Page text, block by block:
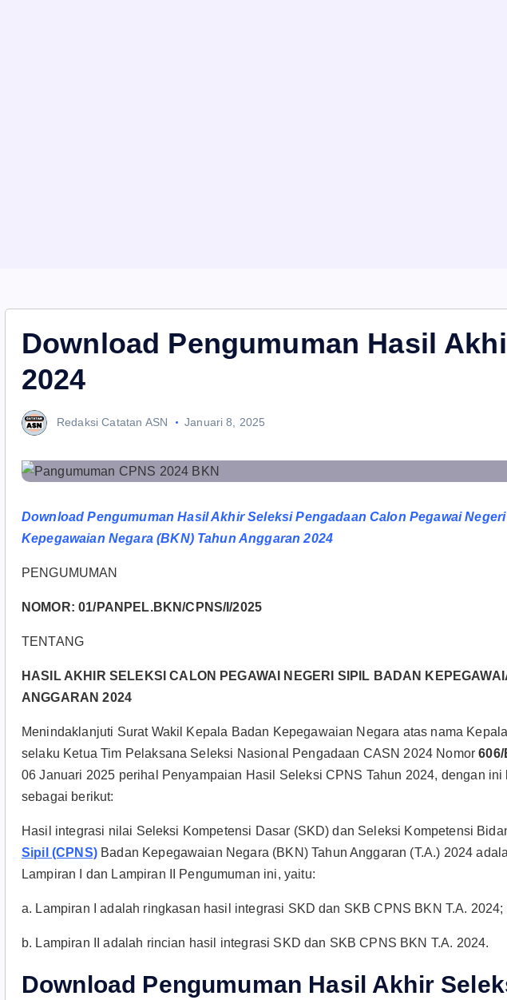
Download Pengumuman Hasil
2024
Redaksi Catatan ASN Januari 8, 2025
Download Pengumuman Hasil Akhir Seleksi Pengadaan Calon Pegawai
Kepegawaian Negara (BKN) Tahun Anggaran 2024
PENGUMUMAN
NOMOR: 01/PANPEL.BKN/CPNS/I/2025
TENTANG
HASIL AKHIR SELEKSI CALON PEGAWAI NEGERI SIPIL BADAN
ANGGARAN 2024
Menindaklanjuti Surat Wakil Kepala Badan Kepegawaian Negara atas nama
selaku Ketua Tim Pelaksana Seleksi Nasional Pengadaan CASN 2024 Nomor
06 Januari 2025 perihal Penyampaian Hasil Seleksi CPNS Tahun 2024, dengan ini
sebagai berikut:
Hasil integrasi nilai Seleksi Kompetensi Dasar (SKD) dan Seleksi Kompetensi
Sipil (CPNS)Badan Kepegawaian Negara (BKN) Tahun Anggaran (T.A.) 2024
Lampiran I dan Lampiran II Pengumuman ini, yaitu:
a. Lampiran I adalah ringkasan hasil integrasi SKD dan SKB CPNS BKN T.A. 2024;
b. Lampiran II adalah rincian hasil integrasi SKD dan SKB CPNS BKN T.A. 2024.
Download Pengumuman Hasil Akhir